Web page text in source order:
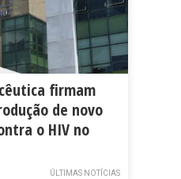
firmam
de novo
o HIV no
ÚLTIMAS NOTÍCIAS